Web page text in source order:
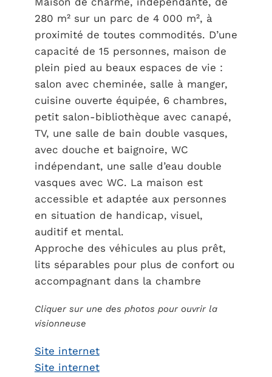
280 m² sur un parc de 4 000 m², à
proximité de toutes commodités. D’une
capacité de 15 personnes, maison de
plein pied au beaux espaces de vie :
salon avec cheminée, salle à manger,
cuisine ouverte équipée, 6 chambres,
petit salon-bibliothèque avec canapé,
TV, une salle de bain double vasques,
avec douche et baignoire, WC
indépendant, une salle d’eau double
vasques avec WC. La maison est
accessible et adaptée aux personnes
en situation de handicap, visuel,
auditif et mental.
Approche des véhicules au plus prêt,
lits séparables pour plus de confort ou
accompagnant dans la chambre
Cliquer sur une des photos pour ouvrir la
visionneuse
Site internet
Site internet